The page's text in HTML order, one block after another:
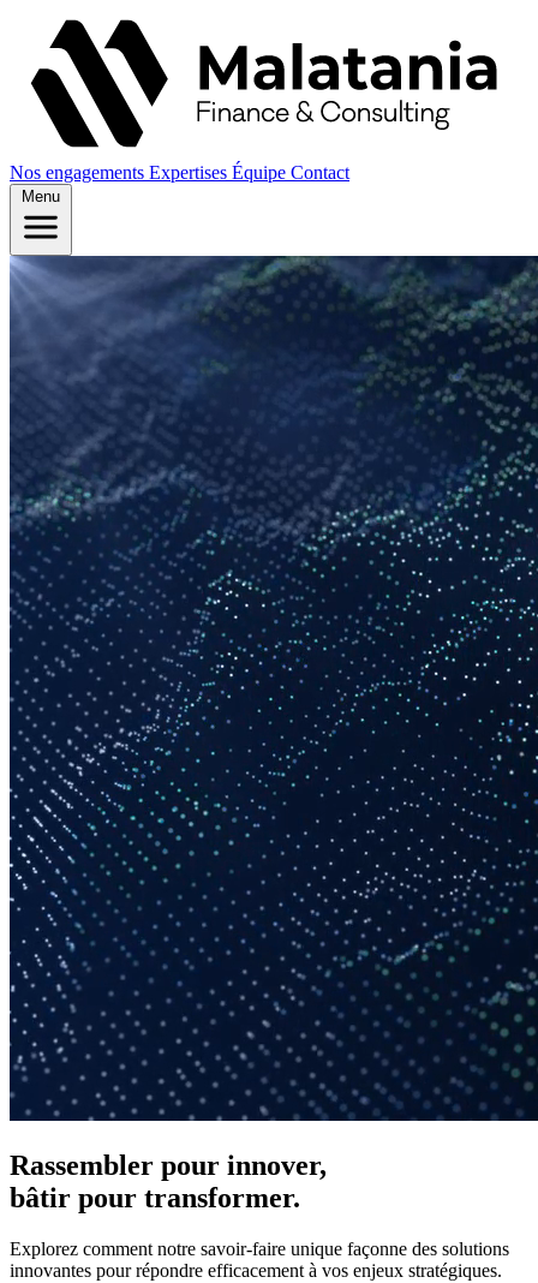
Nos engagements Expertises Équipe Contact
Menu
Rassembler pour innover,
bâtir pour transformer.
Explorez comment notre savoir-faire unique façonne des solutions
innovantes pour répondre efficacement à vos enjeux stratégiques.